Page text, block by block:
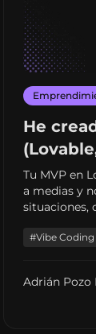
He
me he
qué
Tu MVP en
a medias y
situaciones,
#Vibe Coding
Adrián Pozo